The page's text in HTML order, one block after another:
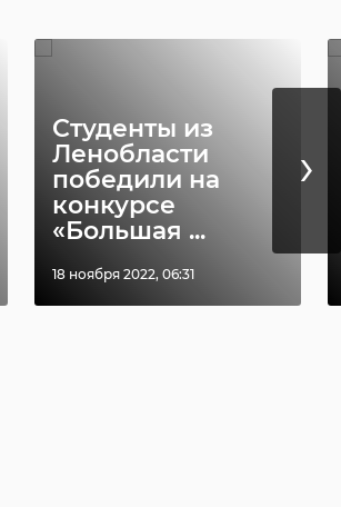
Студенты из
Ленобласти
победили на
конкурсе
«Большая ...
18 ноября 2022, 06:31
›